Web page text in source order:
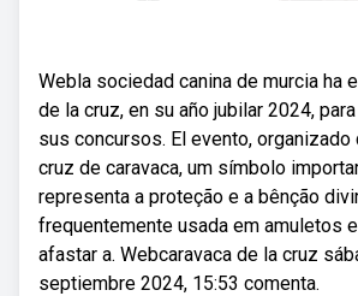
Webla sociedad canina de murcia ha
de la cruz, en su año jubilar 2024,
sus concursos. El evento, organizado
cruz de caravaca, um símbolo
representa a proteção e a bênção
frequentemente usada em amuletos
afastar a. Webcaravaca de la cruz
septiembre 2024, 15:53 comenta.